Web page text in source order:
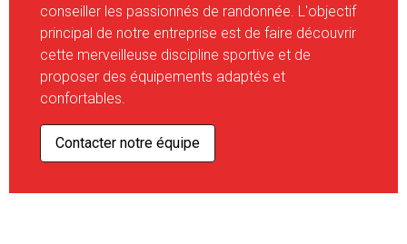
conseiller les passionnés de randonnée. L'objectif
principal de notre entreprise est de faire découvrir
cette merveilleuse discipline sportive et de
proposer des équipements adaptés et
confortables.
Contacter notre équipe